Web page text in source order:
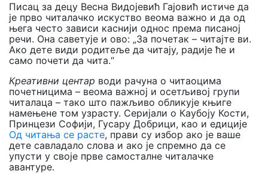
Писац за децу Весна Видојевић Гајовић истиче да
је прво читалачко искуство веома важно и да од
њега често зависи каснији однос према писаној
речи. Она саветује и ово: „За почетак – читајте ви.
Ако дете види родитеље да читају, радије ће и
само почети да чита.“
Креативни центар води рачуна о читаоцима
почетницима – веома важној и осетљивој групи
читалаца – тако што пажљиво обликује књиге
намењене том узрасту. Серијали о Каубоју Кости,
Принцези Софији, Гусару Добрици, као и едиције
Од читања се расте, прави су избор ако је ваше
дете савладало слова и ако је спремно да се
упусти у своје прве самосталне читалачке
авантуре.